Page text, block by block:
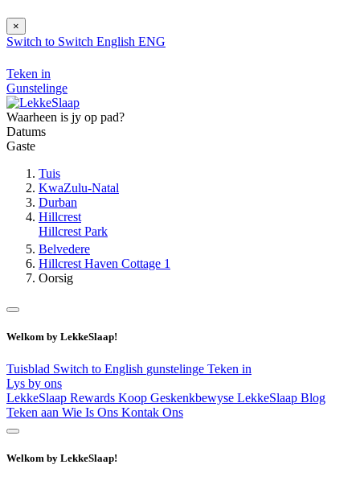
×
Switch to Switch English ENG
Teken in
Gunstelinge
Waarheen is jy op pad?
Datums
Gaste
Tuis
KwaZulu-Natal
Durban
Hillcrest
Hillcrest Park
Belvedere
Hillcrest Haven Cottage 1
Oorsig
Welkom by LekkeSlaap!
Tuisblad Switch to English gunstelinge Teken in
Lys by ons
LekkeSlaap Rewards Koop Geskenkbewyse LekkeSlaap Blog
Teken aan Wie Is Ons Kontak Ons
Welkom by LekkeSlaap!